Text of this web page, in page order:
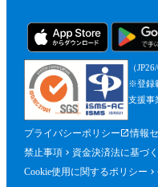
（
※登録
支援事
プライバシーポリシー 情報
禁止事項
資金決済法に基づ
Cookie使用に関するポリシー